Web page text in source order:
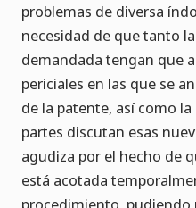
problemas de diversa
necesidad de que tanto
demandada tengan que
periciales en las que se
de la patente, así como
partes discutan esas
agudiza por el hecho de
está acotada